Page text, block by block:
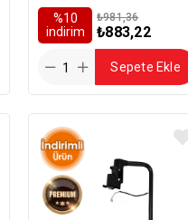
%10
i̇ndirim
₺883,22
₺981,36
Sepete Ekle